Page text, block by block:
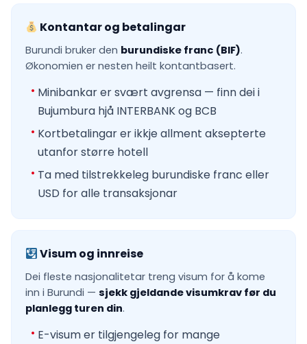
Kontantar og betalingar
Burundi bruker den burundiske franc (BIF).
Økonomien er nesten heilt kontantbasert.
Minibankar er svært avgrensa — finn dei i
Bujumbura hjå INTERBANK og BCB
Kortbetalingar er ikkje allment aksepterte
utanfor større hotell
Ta med tilstrekkeleg burundiske franc eller
USD for alle transaksjonar
Visum og innreise
Dei fleste nasjonalitetar treng visum for å kome
inn i Burundi — sjekk gjeldande visumkrav før du
planlegg turen din.
E-visum er tilgjengeleg for mange